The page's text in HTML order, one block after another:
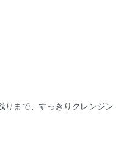
りまで、すっきりクレンジン